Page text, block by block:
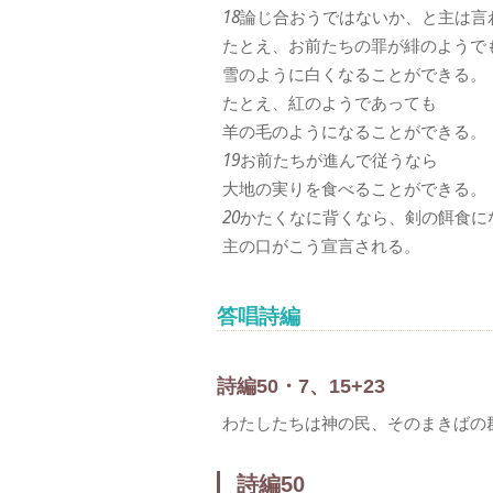
18論じ合おうではないか、と主は言
たとえ、お前たちの罪が緋のようで
雪のように白くなることができる。
たとえ、紅のようであっても
羊の毛のようになることができる。
19お前たちが進んで従うなら
大地の実りを食べることができる。
20かたくなに背くなら、剣の餌食に
主の口がこう宣言される。
答唱詩編
詩編50・7、15+23
わたしたちは神の民、そのまきばの
詩編50